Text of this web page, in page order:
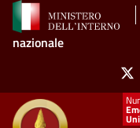
Salta al contenuto
nazionale
X